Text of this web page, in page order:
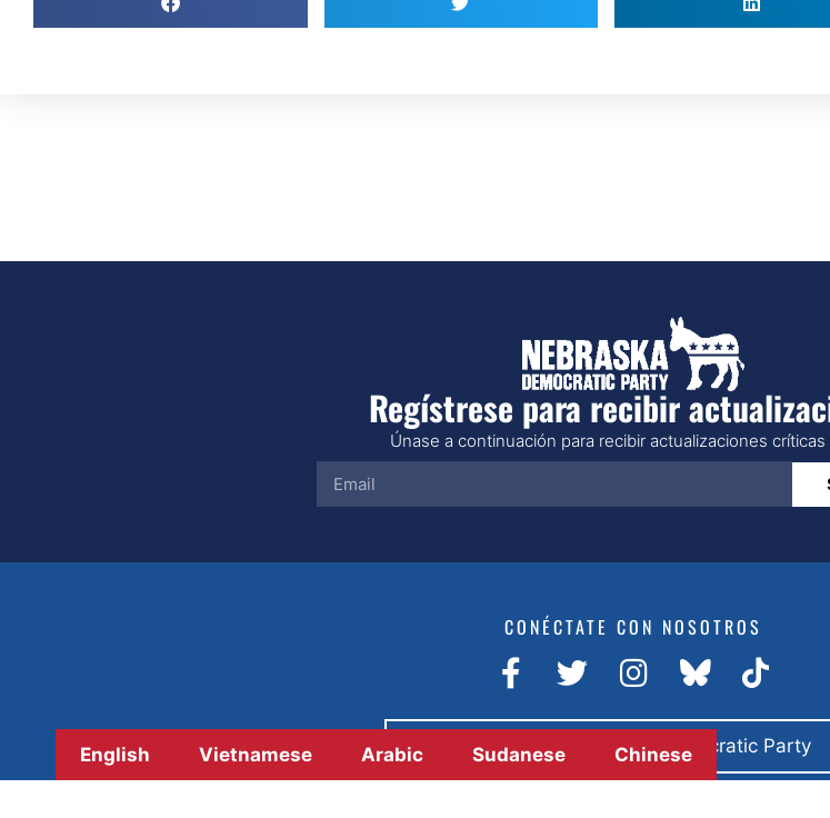
Regístrese para recibir
Únase a continuación para recibir actualizaciones críticas
CONÉCTATE CON NOSOTROS
Pagado por Nebraska Democratic Party
English Vietnamese Arabic Sudanese Chinese